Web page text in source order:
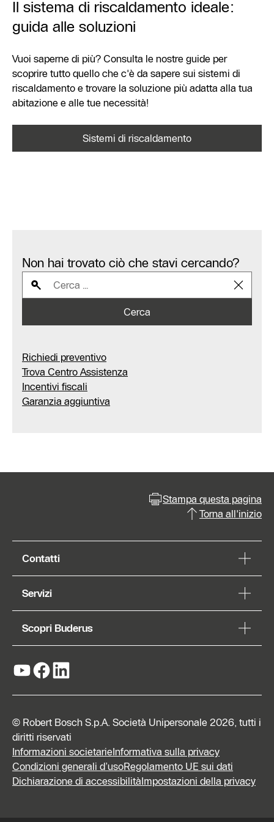
Il sistema di riscaldamento ideale:
guida alle soluzioni
Vuoi saperne di più? Consulta le nostre guide per
scoprire tutto quello che c'è da sapere sui sistemi di
riscaldamento e trovare la soluzione più adatta alla tua
abitazione e alle tue necessità!
Sistemi di riscaldamento
Non hai trovato ciò che stavi cercando?
Cerca
Richiedi preventivo
Trova Centro Assistenza
Incentivi fiscali
Garanzia aggiuntiva
Stampa questa pagina
Torna all'inizio
Contatti
Servizi
Scopri Buderus
© Robert Bosch S.p.A. Società Unipersonale 2026, tutti i
diritti riservati
Informazioni societarieInformativa sulla privacy
Condizioni generali d’usoRegolamento UE sui dati
Dichiarazione di accessibilitàImpostazioni della privacy